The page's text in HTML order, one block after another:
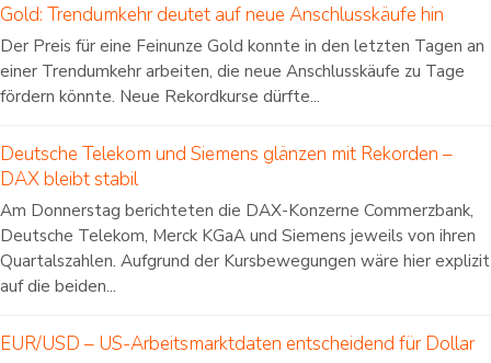
Gold: Trendumkehr deutet auf neue Anschlusskäufe hin
Der Preis für eine Feinunze Gold konnte in den letzten Tagen an
einer Trendumkehr arbeiten, die neue Anschlusskäufe zu Tage
fördern könnte. Neue Rekordkurse dürfte...
Deutsche Telekom und Siemens glänzen mit Rekorden –
DAX bleibt stabil
Am Donnerstag berichteten die DAX-Konzerne Commerzbank,
Deutsche Telekom, Merck KGaA und Siemens jeweils von ihren
Quartalszahlen. Aufgrund der Kursbewegungen wäre hier explizit
auf die beiden...
EUR/USD – US-Arbeitsmarktdaten entscheidend für Dollar